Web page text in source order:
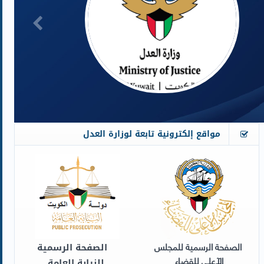
مواقع إلكترونية تابعة لوزارة العدل​
الصفحة الرسمية
الصفحة الرسمية للمجلس
الآعلى للقضاء ​​